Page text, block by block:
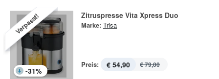
Verpasst!
-31%
Zitruspresse Vita Xpress Duo
Marke: Trisa
Preis: € 54,90 € 79,00